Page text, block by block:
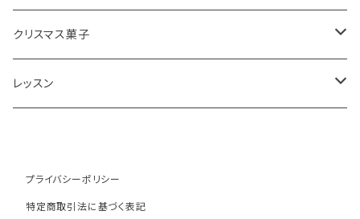
いちご
抹茶と小豆
栗のスコーン
苺ミルク
ヴィクトリアサンドイッチケーキ
オレンジとポピーシードのケーキ
シードケーキ
ティーバッグ
ディンブラ
ウバ
キャンディー
紅茶ギフト
紅茶・お菓子ギフト
薔薇の紅茶
イングリッシュブレックファースト
紅茶缶
本
テーブル雑貨・器
ビスケット・クッキー
アイシングクッキー
クリスマス菓子
ミンスパイ
ジンジャーブレッドマン
レッスン
オンラインレッスン
プライバシーポリシー
特定商取引法に基づく表記